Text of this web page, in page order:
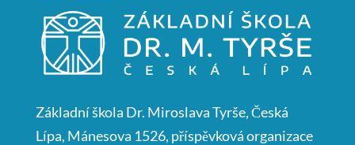
Základní škola Dr. Miroslava Tyrše, Česká
Lípa, Mánesova 1526, příspěvková organizace